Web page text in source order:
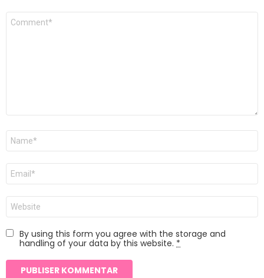
Kommentar
Navn
E-
post
*
Nettsted
By using this form you agree with the storage and
handling of your data by this website. *